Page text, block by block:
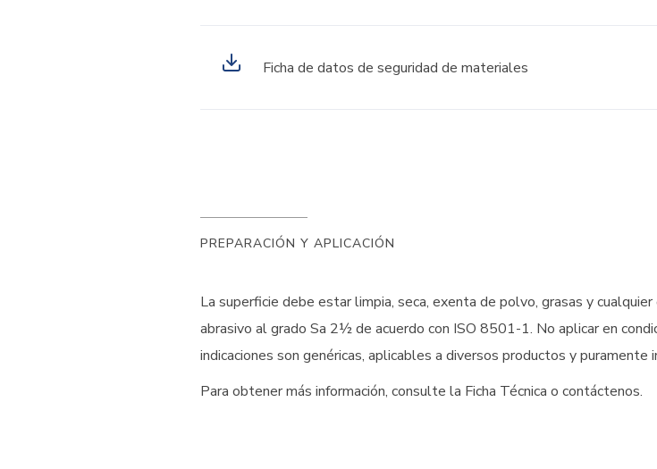
Ficha de datos de seguridad de materiales
PREPARACIÓN Y APLICACIÓN
La superficie debe estar limpia, seca, exenta de polvo, grasas y
abrasivo al grado Sa 2½ de acuerdo con ISO 8501-1. No aplicar en
indicaciones son genéricas, aplicables a diversos productos y puramente
Para obtener más información, consulte la Ficha Técnica o contáctenos.